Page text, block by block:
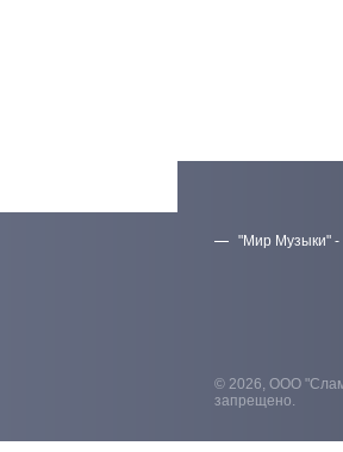
"Мир Музыки" -
© 2026, ООО
запрещено.